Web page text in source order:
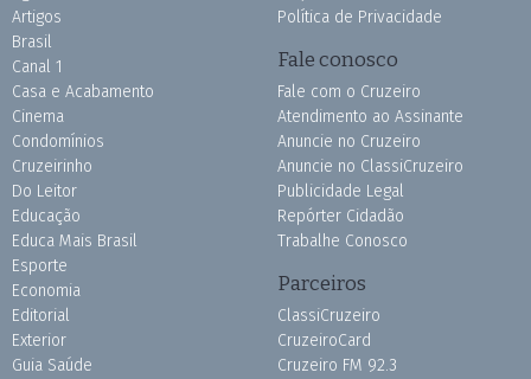
Artigos
Brasil
Canal 1
Casa e Acabamento
Cinema
Condomínios
Cruzeirinho
Do Leitor
Educação
Educa Mais Brasil
Esporte
Economia
Editorial
Exterior
Guia Saúde
Política de Privacidade
Fale conosco
Fale com o Cruzeiro
Atendimento ao Assinante
Anuncie no Cruzeiro
Anuncie no ClassiCruzeiro
Publicidade Legal
Repórter Cidadão
Trabalhe Conosco
Parceiros
ClassiCruzeiro
CruzeiroCard
Cruzeiro FM 92.3